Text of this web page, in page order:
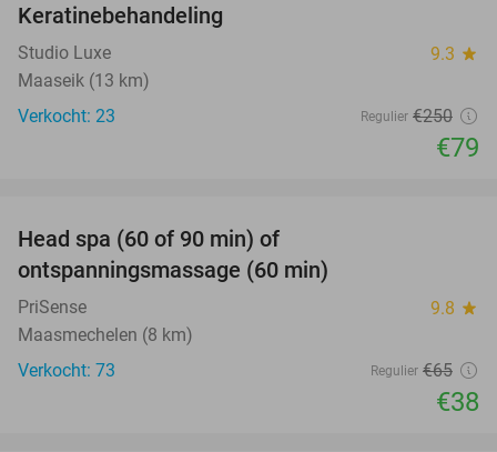
Keratinebehandeling
Studio Luxe 9.3 star
Maaseik (13 km)
Verkocht: 23
Regulier €250
€79
Head spa (60 of 90 min) of
ontspanningsmassage (60 min)
PriSense 9.8 star
Maasmechelen (8 km)
Verkocht: 73
Regulier €65
€38